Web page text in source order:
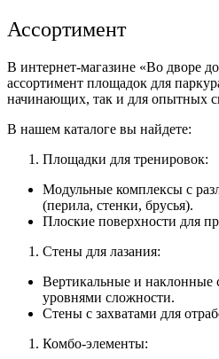
Ассортимент
В интернет-магазине «Во дворе
ассортимент площадок для
начинающих, так и для опытных
В нашем каталоге вы найдете:
Площадки для тренировок:
Модульные комплексы с
(перила, стенки, брусья).
Плоские поверхности для
Стены для лазания:
Вертикальные и наклонные
уровнями сложности.
Стены с захватами для
Комбо-элементы: